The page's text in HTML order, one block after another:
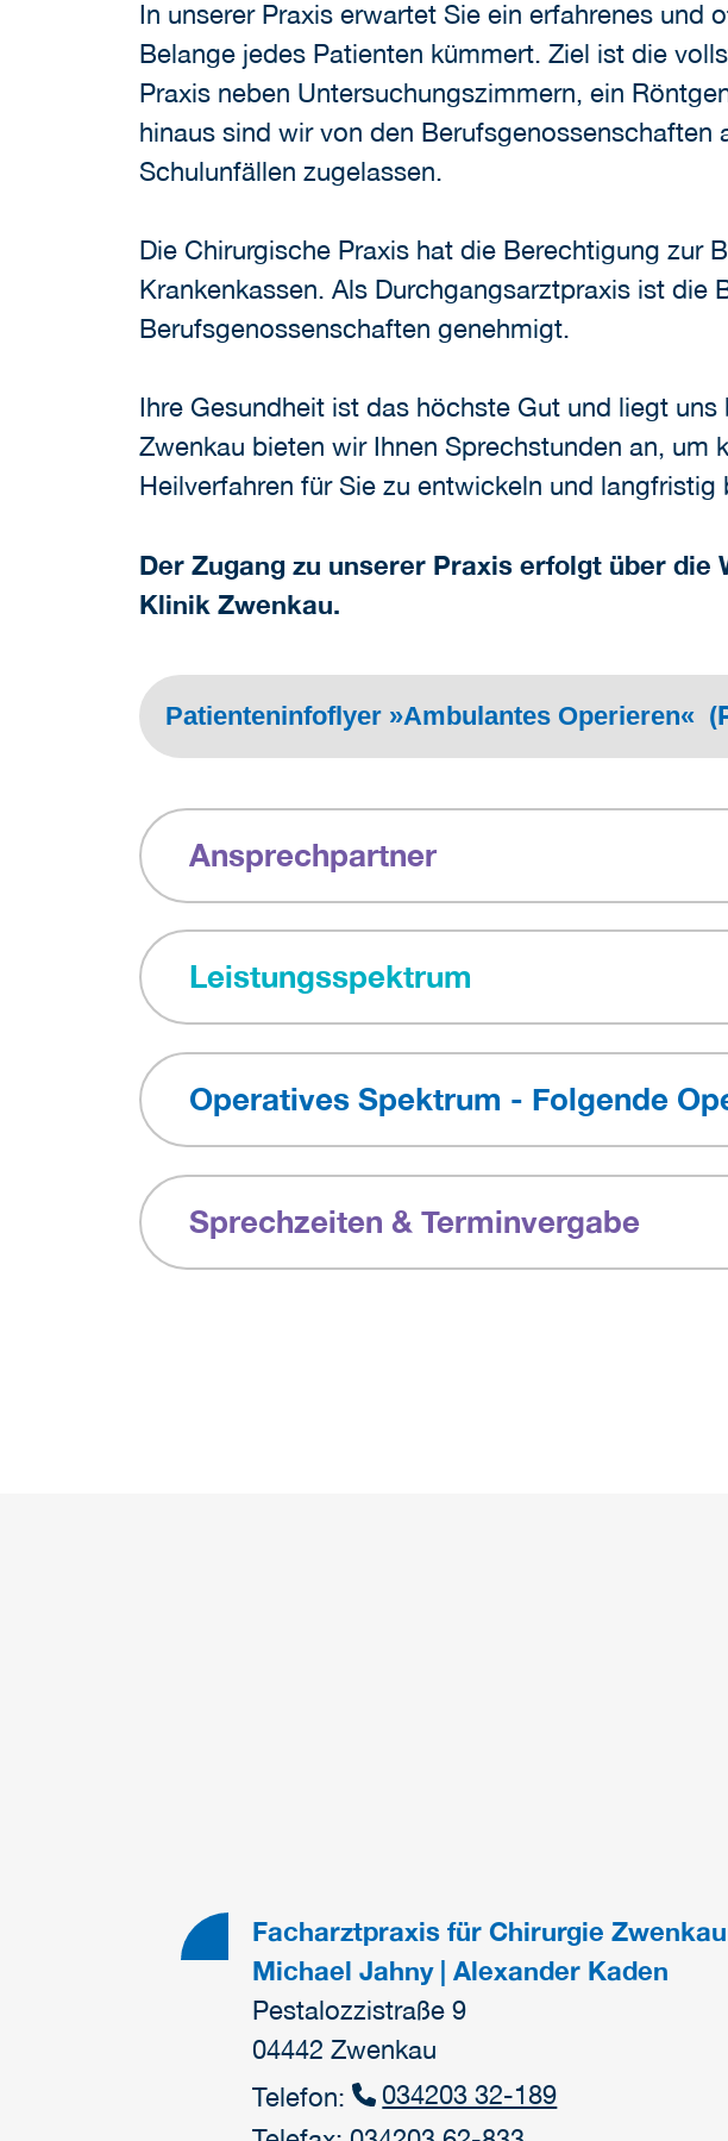
In unserer Praxis erwartet Sie ein erfahrenes
Belange jedes Patienten kümmert. Ziel ist die
Praxis neben Untersuchungszimmern, ein
hinaus sind wir von den
Schulunfällen zugelassen.
Die Chirurgische Praxis hat die Berechtigung zur
Krankenkassen. Als Durchgangsarztpraxis ist
Berufsgenossenschaften genehmigt.
Ihre Gesundheit ist das höchste Gut und liegt
Zwenkau bieten wir Ihnen Sprechstunden an,
Heilverfahren für Sie zu entwickeln und langfristig
Der Zugang zu unserer Praxis erfolgt über
Klinik Zwenkau.
Patienteninfoflyer »Ambulantes Operieren«
Ansprechpartner
Leistungsspektrum
Operatives Spektrum - Folgende
Sprechzeiten & Terminvergabe
Facharztpraxis für Chirurgie Zwenkau
Michael Jahny | Alexander Kaden
Pestalozzistraße 9
04442 Zwenkau
Telefon:
034203 32-189